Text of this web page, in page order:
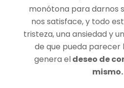
monótona para darnos
nos satisface, y todo
tristeza, una ansiedad y
de que pueda parecer
genera eldeseo de
mismo.